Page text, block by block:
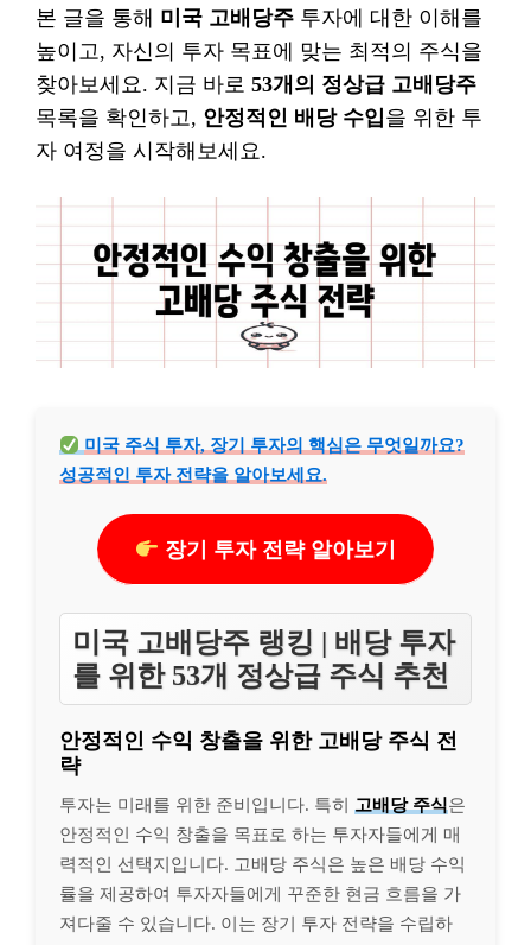
본 글을 통해 미국 고배당주 투자에 대한 이해를
높이고, 자신의 투자 목표에 맞는 최적의 주식을
찾아보세요. 지금 바로 53개의 정상급 고배당주
목록을 확인하고, 안정적인 배당 수입을 위한 투
자 여정을 시작해보세요.
미국 주식 투자, 장기 투자의 핵심은 무엇일까요?
성공적인 투자 전략을 알아보세요.
장기 투자 전략 알아보기
미국 고배당주 랭킹 | 배당 투자
를 위한 53개 정상급 주식 추천
안정적인 수익 창출을 위한 고배당 주식 전
략
투자는 미래를 위한 준비입니다. 특히 고배당 주식은
안정적인 수익 창출을 목표로 하는 투자자들에게 매
력적인 선택지입니다. 고배당 주식은 높은 배당 수익
률을 제공하여 투자자들에게 꾸준한 현금 흐름을 가
져다줄 수 있습니다. 이는 장기 투자 전략을 수립하